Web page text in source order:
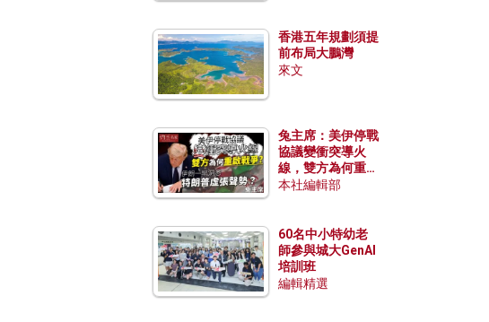
香港五年規劃須提
前布局大鵬灣
來文
兔主席：美伊停戰
協議變衝突導火
線，雙方為何重啟
戰爭？伊朗一早洞
本社編輯部
60名中小特幼老
師參與城大GenAI
培訓班
編輯精選